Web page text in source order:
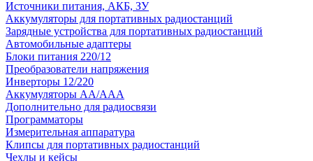
Источники питания, АКБ, ЗУ
Аккумуляторы для портативных радиостанций
Зарядные устройства для портативных радиостанций
Автомобильные адаптеры
Блоки питания 220/12
Преобразователи напряжения
Инверторы 12/220
Аккумуляторы АА/ААА
Дополнительно для радиосвязи
Программаторы
Измерительная аппаратура
Клипсы для портативных радиостанций
Чехлы и кейсы